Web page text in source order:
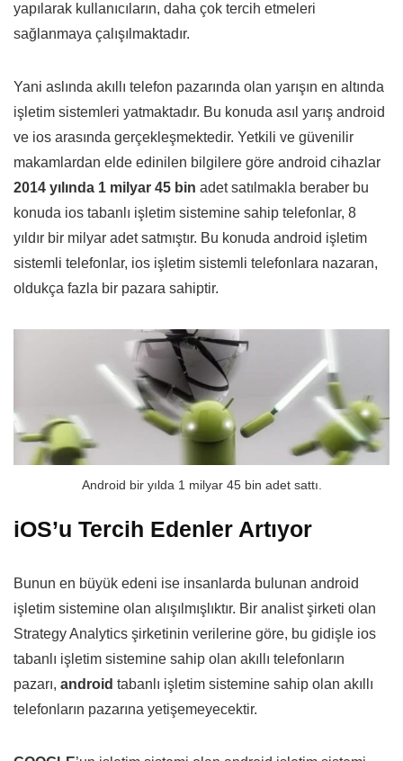
yapılarak kullanıcıların, daha çok tercih etmeleri
sağlanmaya çalışılmaktadır.
Yani aslında akıllı telefon pazarında olan yarışın en altında
işletim sistemleri yatmaktadır. Bu konuda asıl yarış android
ve ios arasında gerçekleşmektedir. Yetkili ve güvenilir
makamlardan elde edinilen bilgilere göre android cihazlar
2014 yılında 1 milyar 45 bin adet satılmakla beraber bu
konuda ios tabanlı işletim sistemine sahip telefonlar, 8
yıldır bir milyar adet satmıştır. Bu konuda android işletim
sistemli telefonlar, ios işletim sistemli telefonlara nazaran,
oldukça fazla bir pazara sahiptir.
Android bir yılda 1 milyar 45 bin adet sattı.
iOS’u Tercih Edenler Artıyor
Bunun en büyük edeni ise insanlarda bulunan android
işletim sistemine olan alışılmışlıktır. Bir analist şirketi olan
Strategy Analytics şirketinin verilerine göre, bu gidişle ios
tabanlı işletim sistemine sahip olan akıllı telefonların
pazarı, android tabanlı işletim sistemine sahip olan akıllı
telefonların pazarına yetişemeyecektir.